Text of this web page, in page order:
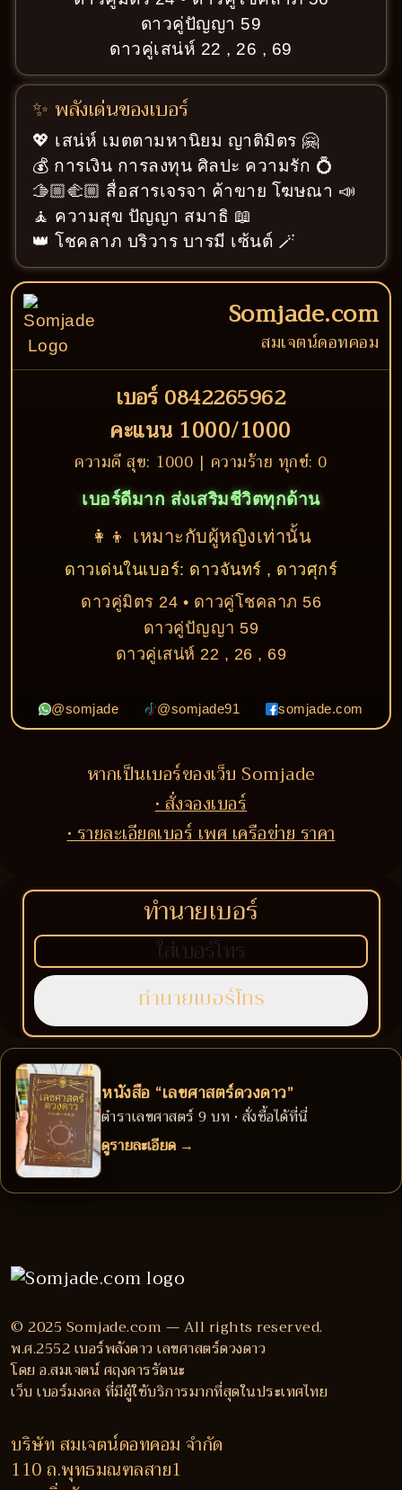
ดาวคู่ปัญญา 59
ดาวคู่เสน่ห์ 22 , 26 , 69
✨ พลังเด่นของเบอร์
💖 เสน่ห์ เมตตามหานิยม ญาติมิตร 🤗
💰 การเงิน การลงทุน ศิลปะ ความรัก 💍
🫱🏼‍🫲🏼 สื่อสารเจรจา ค้าขาย โฆษณา 📣
🧘 ความสุข ปัญญา สมาธิ 📖
👑 โชคลาภ บริวาร บารมี เซ้นต์ 🪄
Somjade.com
สมเจตน์ดอทคอม
เบอร์ 0842265962
คะแนน 1000/1000
ความดี สุข: 1000 | ความร้าย ทุกข์: 0
เบอร์ดีมาก ส่งเสริมชีวิตทุกด้าน
👩‍👦 เหมาะกับผู้หญิงเท่านั้น
ดาวเด่นในเบอร์: ดาวจันทร์ , ดาวศุกร์
ดาวคู่มิตร 24 • ดาวคู่โชคลาภ 56
ดาวคู่ปัญญา 59
ดาวคู่เสน่ห์ 22 , 26 , 69
@somjade @somjade91 somjade.com
หากเป็นเบอร์ของเว็บ Somjade
• สั่งจองเบอร์
• รายละเอียดเบอร์ เพศ เครือข่าย ราคา
ทำนายเบอร์
หนังสือ “เลขศาสตร์ดวงดาว”
ตำราเลขศาสตร์ 9 บท • สั่งซื้อได้ที่นี่
ดูรายละเอียด →
© 2025 Somjade.com — All rights reserved.
พ.ศ.2552 เบอร์พลังดาว เลขศาสตร์ดวงดาว
โดย อ.สมเจตน์ ศฤงคารรัตนะ
เว็บ เบอร์มงคล ที่มีผู้ใช้บริการมากที่สุดในประเทศไทย
บริษัท สมเจตน์ดอทคอม จำกัด
110 ถ.พุทธมณฑลสาย1